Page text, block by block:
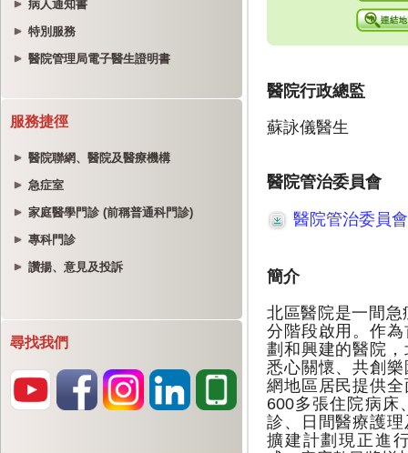
病人通知書
特別服務
醫院管理局電子醫生證明書
服務捷徑
醫院聯網、醫院及醫療機構
急症室
家庭醫學門診 (前稱普通科門診)
專科門診
讚揚、意見及投訴
尋找我們